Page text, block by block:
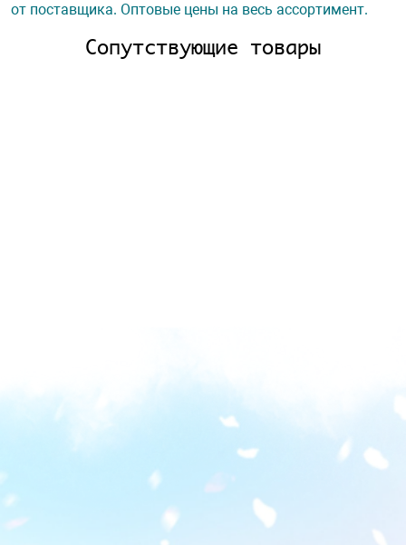
от поставщика. Оптовые цены на весь ассортимент.
Сопутствующие товары